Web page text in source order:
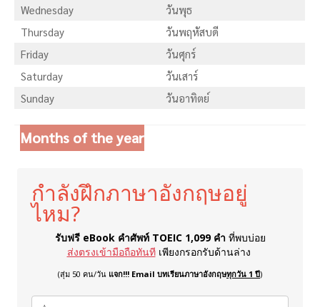
Wednesday
วันพุธ
Thursday
วันพฤหัสบดี
Friday
วันศุกร์
Saturday
วันเสาร์
Sunday
วันอาทิตย์
Months of the year
กำลังฝึกภาษาอังกฤษอยู่
ไหม?
รับฟรี eBook คำศัพท์ TOEIC 1,099 คำ ที่พบบ่อย
ส่งตรงเข้ามือถือทันที เพียงกรอกรับด้านล่าง
(สุ่ม 50 คน/วัน แจก!!! Email บทเรียนภาษาอังกฤษทุกวัน 1 ปี)